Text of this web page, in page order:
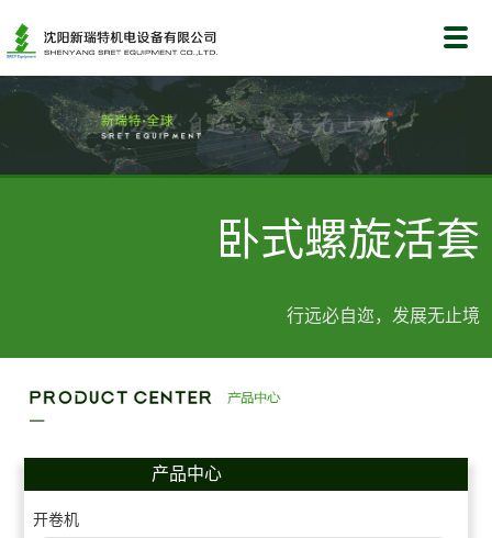
卧式螺旋活套
行远必自迩，发展无止境
产品中心
开卷机